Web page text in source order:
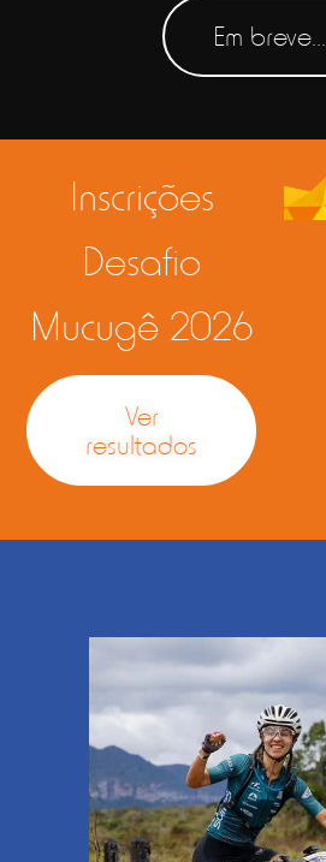
Em breve...
Inscrições
Desafio
Mucugê 2026
Ver
resultados